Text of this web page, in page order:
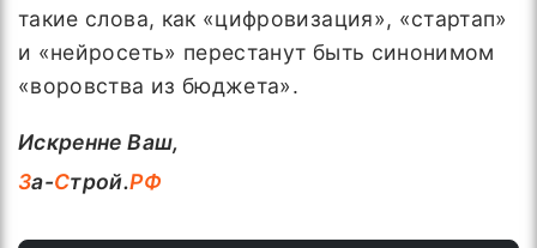
такие слова, как «цифровизация», «стартап»
и «нейросеть» перестанут быть синонимом
«воровства из бюджета».
Искренне Ваш,
За-Строй.РФ